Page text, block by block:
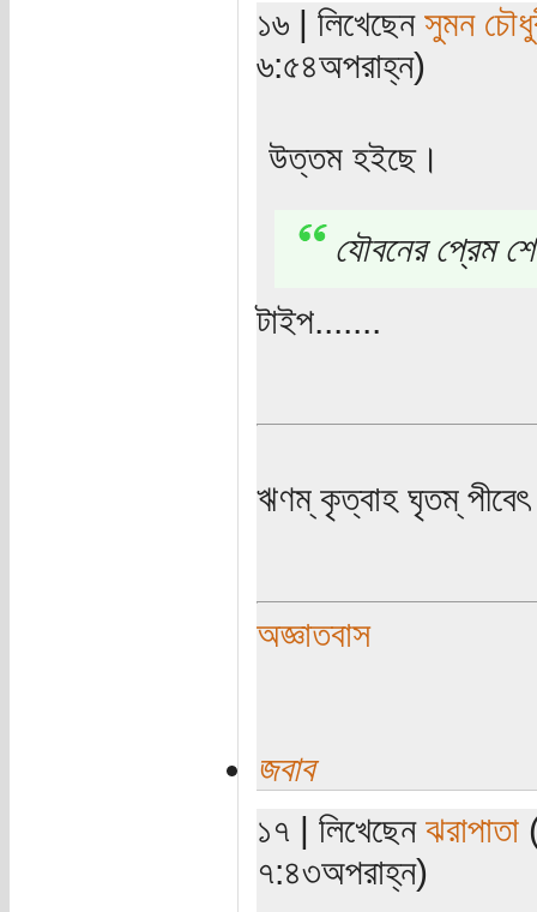
১৬ | লিখেছেন সুমন
৬:৫৪অপরাহ্ন)
উত্তম হইছে।
যৌবনের প্রেম
টাইপ.......
ঋণম্ কৃত্বাহ ঘৃতম্ পীবেৎ
অজ্ঞাতবাস
জবাব
১৭ | লিখেছেন ঝরাপাতা
৭:৪৩অপরাহ্ন)